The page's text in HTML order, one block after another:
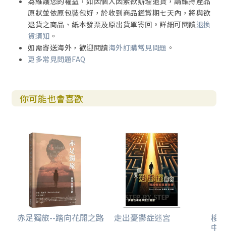
73 我學習注視上帝
74 渴慕上帝的話語
75 跑完當跑的路
76 如果你愛耶穌，就不要唱
77 讓基督幫助你
78 燔祭
80 祂是主
81 我無法忍受你被鞭打！
84 我們不過暫居此地
85 發誓
86 殉道者的朋友
87 生命是我所愛的
88 我狼吞虎嚥地讀著每封信
89 一個孩子的勇氣
90 至聖之首今受傷
91 撤銷否認
原狀並依原包裝包好，於收到商品鑑賞期七天內，將與欲
退貨之商品、紙本發票及原出貨單寄回。詳細可閱讀退換
貨須知 。
如需寄送海外，歡迎閱讀海外訂購常見問題 。
更多常見問題FAQ
你可能也會喜歡
赤足獨旅--踏向花開之路 走出憂鬱症迷宮 梭
中